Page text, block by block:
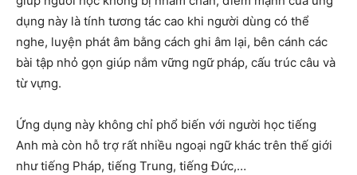
dụng này là tính tương tác cao khi người dùng có thể
nghe, luyện phát âm bằng cách ghi âm lại, bên cánh các
bài tập nhỏ gọn giúp nắm vững ngữ pháp, cấu trúc câu và
từ vựng.
Ứng dụng này không chỉ phổ biến với người học tiếng
Anh mà còn hỗ trợ rất nhiều ngoại ngữ khác trên thế giới
như tiếng Pháp, tiếng Trung, tiếng Đức,…